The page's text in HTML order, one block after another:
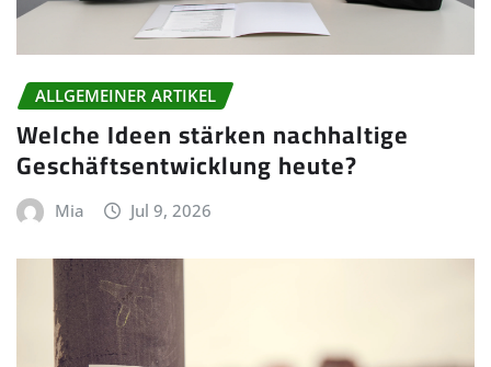
ALLGEMEINER ARTIKEL
Welche Ideen stärken nachhaltige
Geschäftsentwicklung heute?
Mia Jul 9, 2026